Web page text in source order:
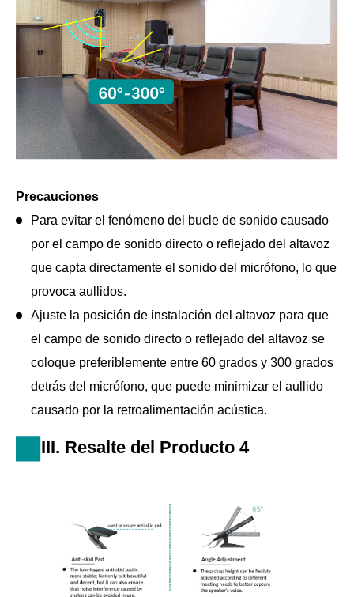
Precauciones
Para evitar el fenómeno del bucle de sonido causado
por el campo de sonido directo o reflejado del altavoz
que capta directamente el sonido del micrófono, lo que
provoca aullidos.
Ajuste la posición de instalación del altavoz para que
el campo de sonido directo o reflejado del altavoz se
coloque preferiblemente entre 60 grados y 300 grados
detrás del micrófono, que puede minimizar el aullido
causado por la retroalimentación acústica.
III. Resalte del Producto 4